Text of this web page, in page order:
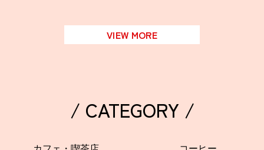
VIEW MORE
/ CATEGORY /